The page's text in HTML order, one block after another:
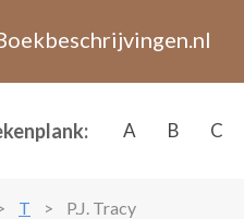
A B C
T P.J. Tracy